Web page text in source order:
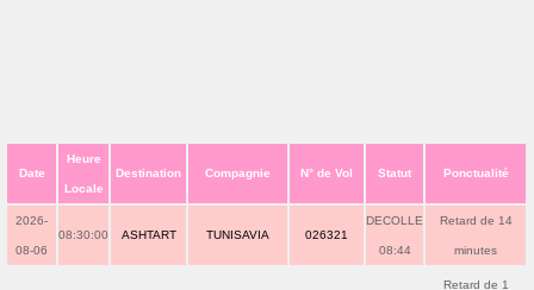
Date
Heure
Locale
Destination Compagnie N° de Vol Statut Ponctualité
2026-
08-06
08:30:00 ASHTART TUNISAVIA 026321
DECOLLE
08:44
Retard de 14
minutes
Retard de 1